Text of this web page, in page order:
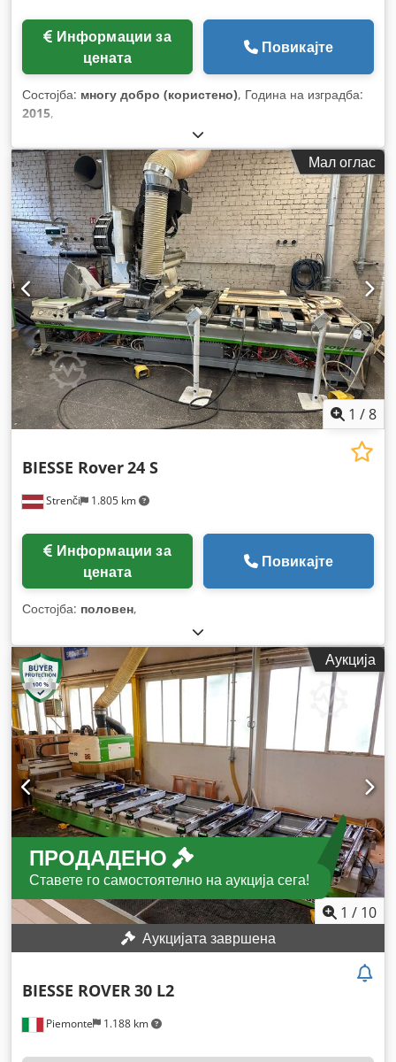
цената
Повикајте
Состојба: многу добро (користено), Година на изградба:
2015,
Мал оглас
1 /8
Strenči 1.805 km
BIESSE Rover24 S
цената
Повикајте
Состојба: половен,
Аукција
ПРОДАДЕНО
Ставете го самостоятелно на аукција сега!
1 / 10
Аукцијата завршена
Piemonte 1.188 km
BIESSE ROVER 30 L2